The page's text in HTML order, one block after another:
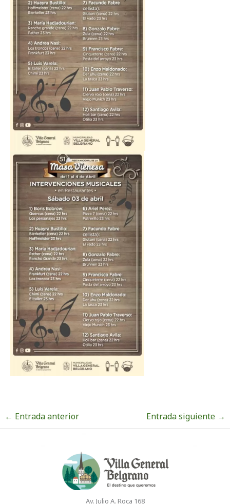
← Entrada anterior Entrada siguiente →
Av. Julio A. Roca 168